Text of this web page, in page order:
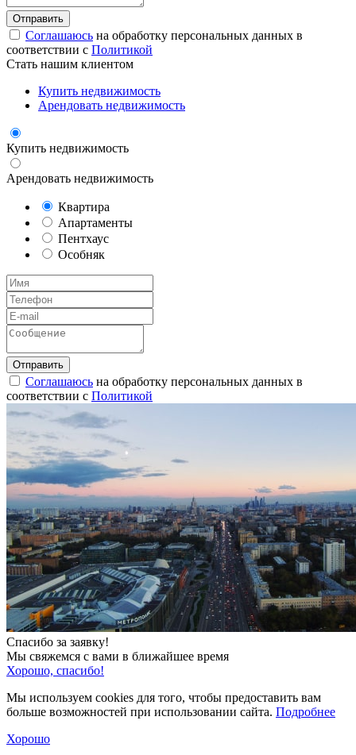
Соглашаюсь на обработку персональных данных в
соответствии с Политикой
Стать нашим клиентом
Купить недвижимость
Арендовать недвижимость
Купить недвижимость
Арендовать недвижимость
Квартира
Апартаменты
Пентхаус
Особняк
Соглашаюсь на обработку персональных данных в
соответствии с Политикой
Спасибо за заявку!
Мы свяжемся с вами в ближайшее время
Хорошо, спасибо!
Мы используем cookies для того, чтобы предоставить вам
больше возможностей при использовании сайта. Подробнее
Хорошо